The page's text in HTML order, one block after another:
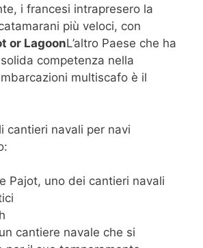
i francesi intrapresero la
più veloci, con
or LagoonL’altro Paese che ha
competenza nella
multiscafo è il
cantieri navali per navi
Pajot, uno dei cantieri navali
cantiere navale che si